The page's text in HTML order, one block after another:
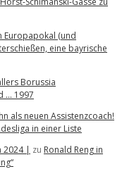
Europapokal (und
eine bayrische
Borussia
… 1997
als neuen Assistenzcoach!
in einer Liste
2024 | zu Ronald Reng in